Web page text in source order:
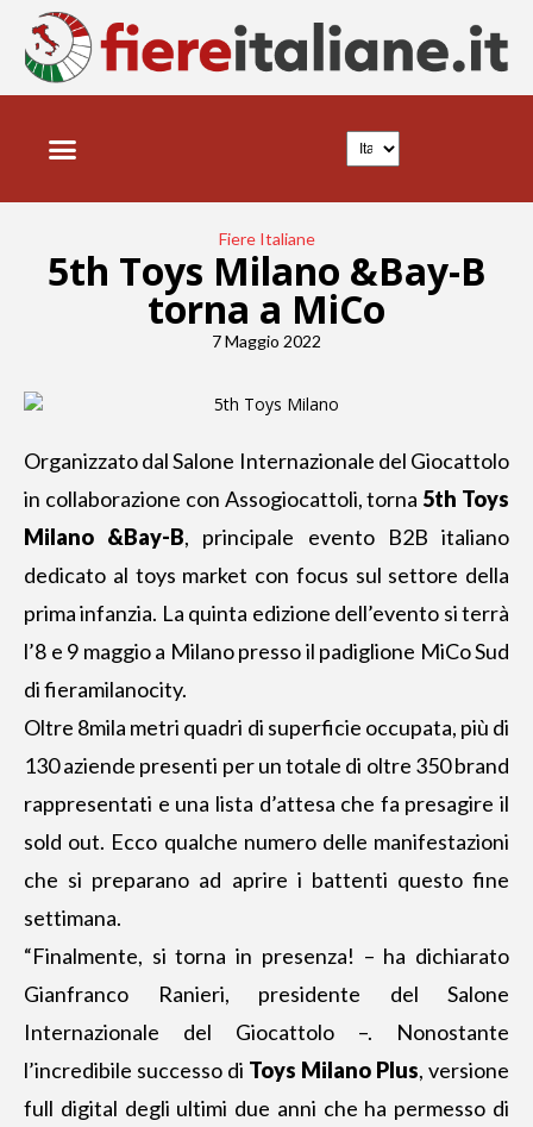
Fiere Italiane
5th Toys Milano &Bay-B
torna a MiCo
7 Maggio 2022
Organizzato dal Salone Internazionale del Giocattolo
in collaborazione con Assogiocattoli, torna 5th Toys
Milano &Bay-B, principale evento B2B italiano
dedicato al toys market con focus sul settore della
prima infanzia. La quinta edizione dell’evento si terrà
l’8 e 9 maggio a Milano presso il padiglione MiCo Sud
di fieramilanocity.
Oltre 8mila metri quadri di superficie occupata, più di
130 aziende presenti per un totale di oltre 350 brand
rappresentati e una lista d’attesa che fa presagire il
sold out. Ecco qualche numero delle manifestazioni
che si preparano ad aprire i battenti questo fine
settimana.
“Finalmente, si torna in presenza! – ha dichiarato
Gianfranco Ranieri, presidente del Salone
Internazionale del Giocattolo –. Nonostante
l’incredibile successo di Toys Milano Plus, versione
full digital degli ultimi due anni che ha permesso di